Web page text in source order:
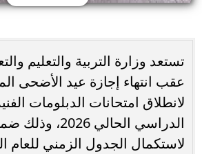
تستعد وزارة التربية والتعليم
لانطلاق امتحانات الدبلومات
الدراسي الحالي
لاستكمال الجدول الزمني للعام